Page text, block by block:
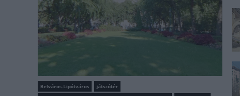
Belváros-Lipótváros
játszótér